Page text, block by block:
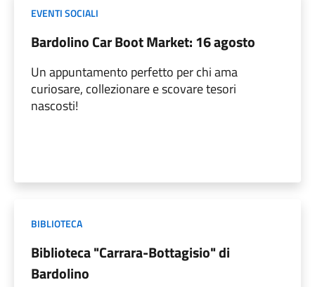
EVENTI SOCIALI
Bardolino Car Boot Market: 16 agosto
Un appuntamento perfetto per chi ama
curiosare, collezionare e scovare tesori
nascosti!
BIBLIOTECA
Biblioteca "Carrara-Bottagisio" di
Bardolino